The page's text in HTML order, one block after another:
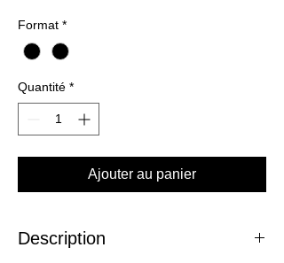
Format *
Quantité *
Ajouter au panier
Description